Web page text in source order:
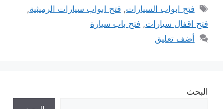
الوسوم
فتح ابواب السيارات, فتح ابواب سيارات الرميثية,
فتح اقفال سيارات, فتح باب سيارة
أضف تعليق
البحث